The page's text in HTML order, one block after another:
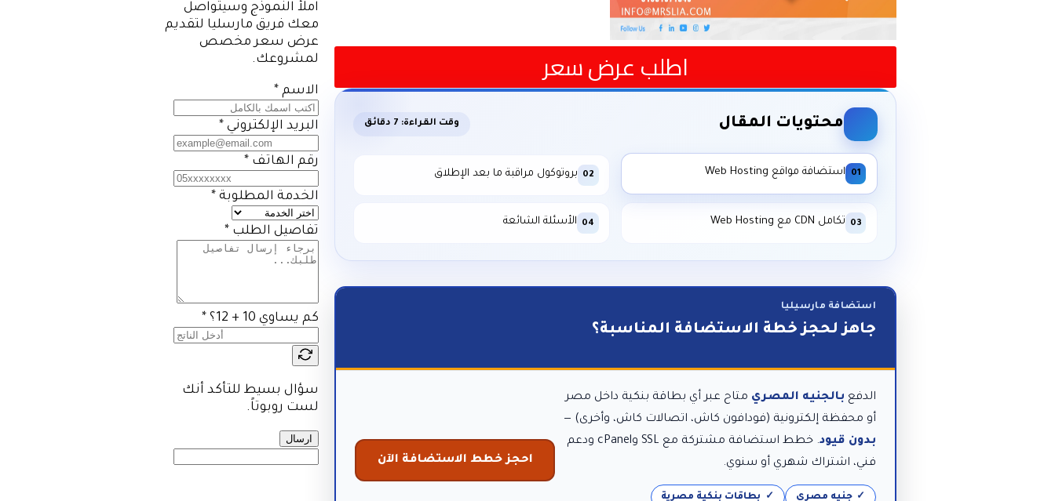
اطلب عرض سعر
محتويات المقال وقت القراءة: 7 دقائق
01 استضافة مواقع Web Hosting 02 بروتوكول مراقبة ما بعد الإطلاق
03 تكامل CDN مع Web Hosting 04 الأسئلة الشائعة
استضافة مارسيليا
جاهز لحجز خطة الاستضافة المناسبة؟
الدفع بالجنيه المصري متاح عبر أي بطاقة بنكية داخل مصر
أو محفظة إلكترونية (فودافون كاش، اتصالات كاش، وأخرى) —
بدون قيود
. خطط استضافة مشتركة مع SSL وcPanel ودعم
فني، اشتراك شهري أو سنوي.
جنيه مصري بطاقات بنكية مصرية
احجز خطط الاستضافة الآن
املأ النموذج وسيتواصل
معك فريق مارسليا لتقديم
عرض سعر مخصص
لمشروعك.
الاسم *
البريد الإلكتروني *
رقم الهاتف *
الخدمة المطلوبة *
تفاصيل الطلب *
كم يساوي 10 + 12؟ *
سؤال بسيط للتأكد أنك
لست روبوتاً.
ارسال